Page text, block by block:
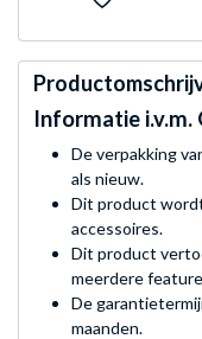
Informatie
De verpakking
als nieuw.
Dit product
accessoires.
Dit product
meerdere
De
maanden.